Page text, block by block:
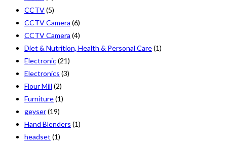
CCTV(5)
CCTV Camera (6)
CCTV Camera (4)
Diet & Nutrition, Health & Personal Care(1)
Electronic(21)
Electronics (3)
Flour Mill (2)
Furniture(1)
geyser(19)
Hand Blenders (1)
headset (1)